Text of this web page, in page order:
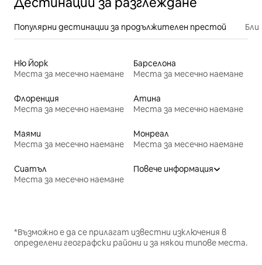
Популярни дестинации за продължителен престой
Ню Йорк
Места за месечно наемане
Барселона
Места за месечно наемане
Флоренция
Места за месечно наемане
Атина
Места за месечно наемане
Маями
Места за месечно наемане
Монреал
Места за месечно наемане
Сиатъл
Места за месечно наемане
Повече информация
*Възможно е да се прилагат известни изключения в
определени географски райони и за някои типове места.